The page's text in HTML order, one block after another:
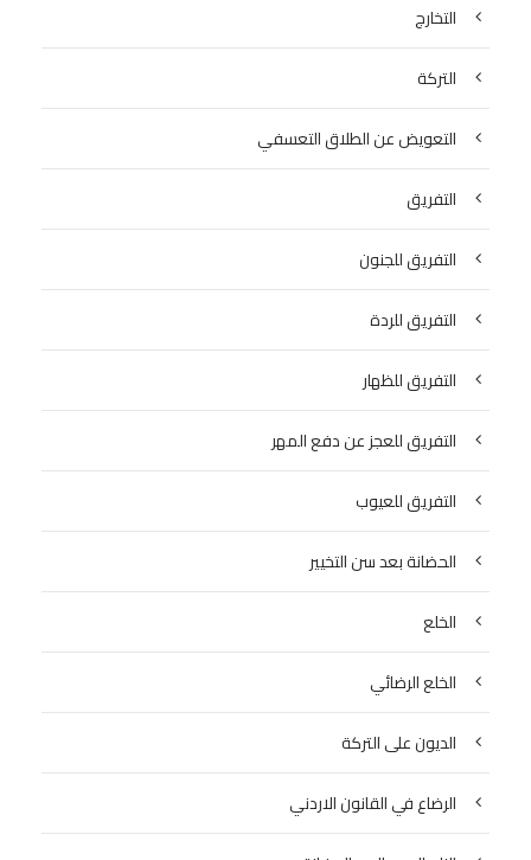
التخارج
التركة
التعويض عن الطلاق التعسفي
التفريق
التفريق للجنون
التفريق للردة
التفريق للظهار
التفريق للعجز عن دفع المهر
التفريق للعيوب
الحضانة بعد سن التخيير
الخلع
الخلع الرضائي
الديون على التركة
الرضاع في القانون الاردني